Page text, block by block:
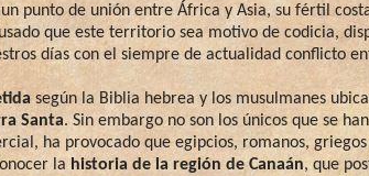
punto de unión entre África y Asia, su fértil
que este territorio sea motivo de codicia,
días con el siempre de actualidad conflicto
según la Biblia hebrea y los musulmanes
Santa. Sin embargo no son los únicos que se
ha provocado que egipcios, romanos,
la historia de la región de Canaán, que